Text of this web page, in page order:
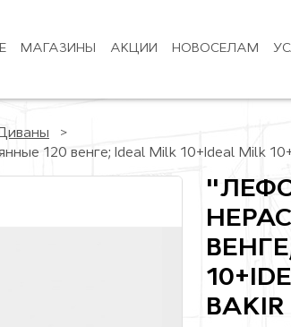
МАГАЗИНЫ АКЦИИ НОВОСЕЛАМ
120 венге; Ideal Milk 10+Ideal Milk